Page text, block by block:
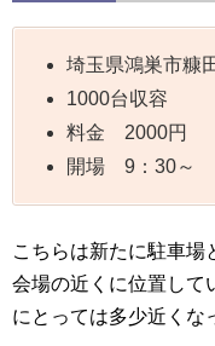
埼玉県鴻巣市糠
1000台収容
料金 2000円
開場 9：30～
こちらは新たに駐車場
会場の近くに位置して
にとっては多少近くな